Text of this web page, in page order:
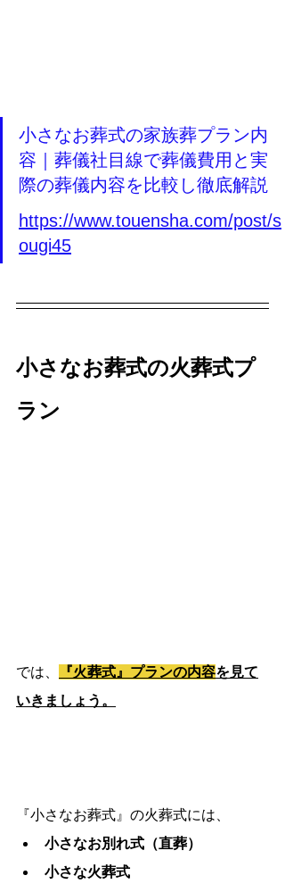
小さなお葬式の家族葬プラン内
容｜葬儀社目線で葬儀費用と実
際の葬儀内容を比較し徹底解説
https://www.touensha.com/post/s
ougi45
小さなお葬式の火葬式プ
ラン
では、 『火葬式』プランの内容を見て
いきましょう。
『小さなお葬式』の火葬式には、
小さなお別れ式（直葬）
小さな火葬式